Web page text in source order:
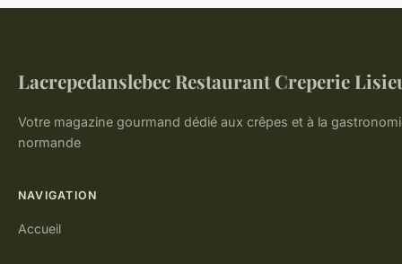
Lacrepedanslebec Restaurant Creperie
Votre magazine gourmand dédié aux crêpes et à la
normande
NAVIGATION
Accueil